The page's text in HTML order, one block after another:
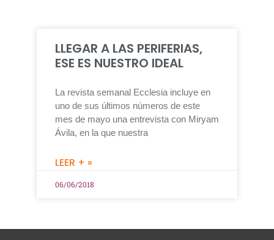
LLEGAR A LAS PERIFERIAS,
ESE ES NUESTRO IDEAL
La revista semanal Ecclesia incluye en
uno de sus últimos números de este
mes de mayo una entrevista con Miryam
Ávila, en la que nuestra
LEER + »
06/06/2018